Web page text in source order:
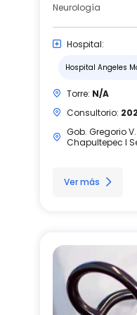
Neurología
Hospital:
Hospital Angeles
Torre: N/A
Consultorio: 202
Gob. Gregorio
Chapultepec I
Ver más